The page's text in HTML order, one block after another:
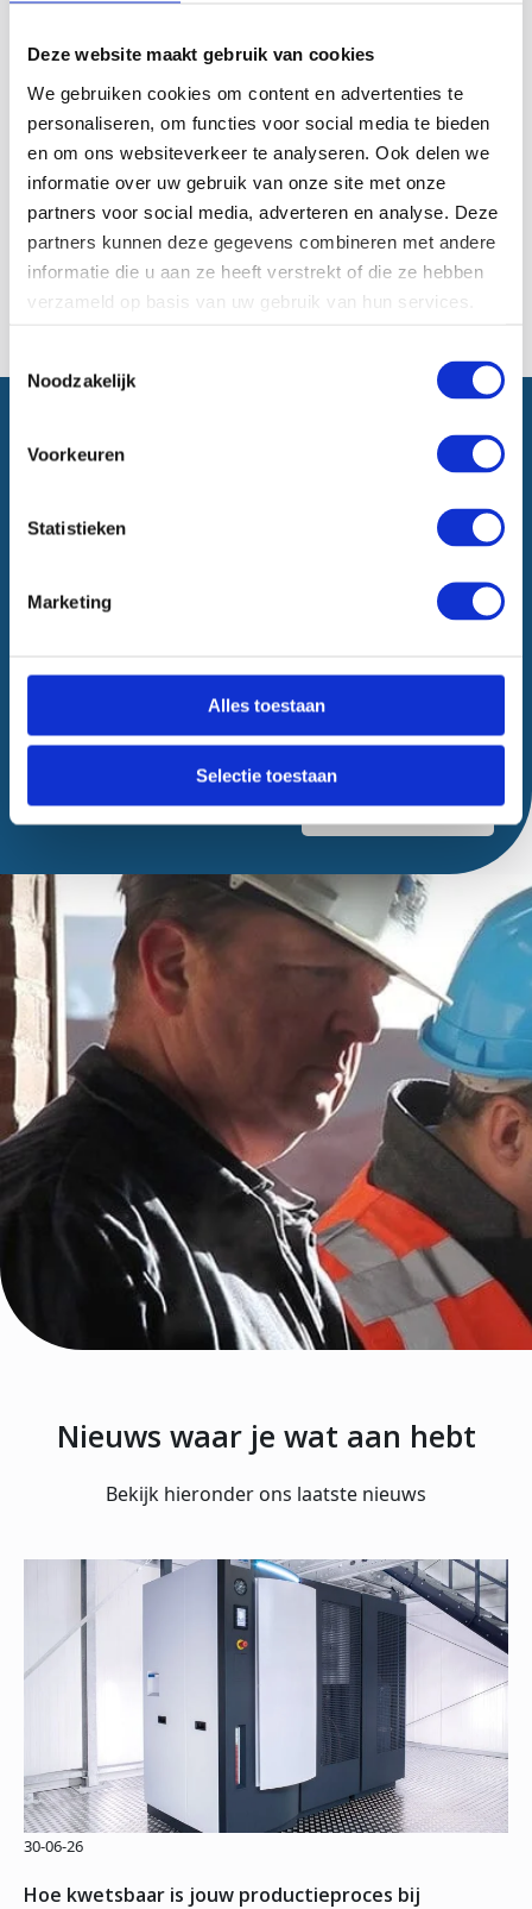
Deze website maakt gebruik van cookies
We gebruiken cookies om content en advertenties te
personaliseren, om functies voor social media te bieden
en om ons websiteverkeer te analyseren. Ook delen we
informatie over uw gebruik van onze site met onze
partners voor social media, adverteren en analyse. Deze
partners kunnen deze gegevens combineren met andere
informatie die u aan ze heeft verstrekt of die ze hebben
verzameld op basis van uw gebruik van hun services.
Noodzakelijk
Voorkeuren
Statistieken
Marketing
Alles toestaan
Selectie toestaan
verstandig om de hulp van experts in te schakelen. Zo
voorkomt u dat u dure fouten maakt. Neemcontact
op met Scharff Techniek voor meer informatie.
Inhoudsopgave
There are no headings in this document.
Vragen? Stuur ons een bericht
Verzenden
Nieuws waar je wat aan hebt
Bekijk hieronder ons laatste nieuws
Hoe kwetsbaar is jouw productieproces bij
30-06-26